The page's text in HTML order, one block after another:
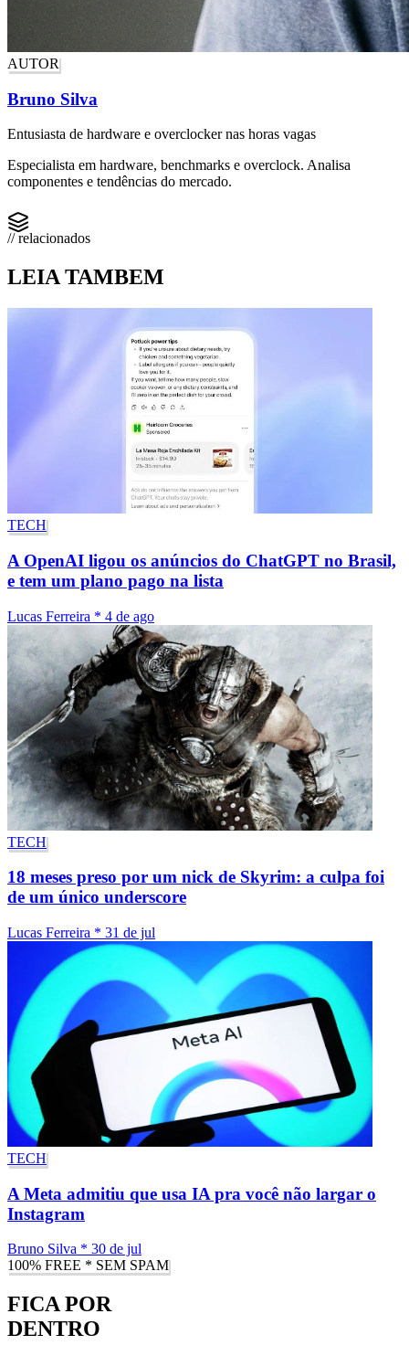
AUTOR
Bruno Silva
Entusiasta de hardware e overclocker nas horas vagas
Especialista em hardware, benchmarks e overclock. Analisa
componentes e tendências do mercado.
// relacionados
LEIA TAMBEM
TECH
A OpenAI ligou os anúncios do ChatGPT no Brasil,
e tem um plano pago na lista
Lucas Ferreira * 4 de ago
TECH
18 meses preso por um nick de Skyrim: a culpa foi
de um único underscore
Lucas Ferreira * 31 de jul
TECH
A Meta admitiu que usa IA pra você não largar o
Instagram
Bruno Silva * 30 de jul
100% FREE * SEM SPAM
FICA POR
DENTRO